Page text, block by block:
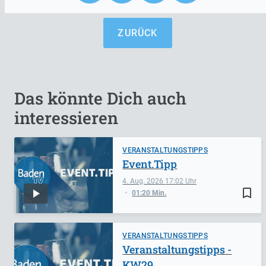
ZURÜCK
Das könnte Dich auch
interessieren
VERANSTALTUNGSTIPPS
bookmark_border
4. Aug. 2026 17:02
01:20 Min.
Event.Tipp
VERANSTALTUNGSTIPPS
Veranstaltungstipps -